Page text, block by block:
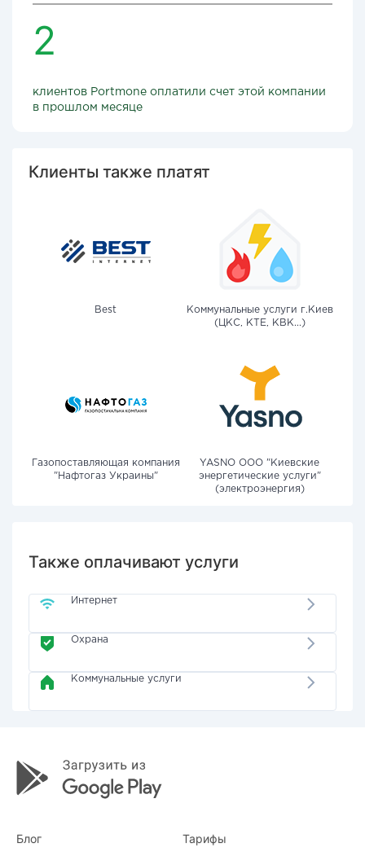
2
клиентов Portmone оплатили счет этой компании
в прошлом месяце
Клиенты также платят
Best
Коммунальные услуги г.Киев
(ЦКС, КТЕ, КВК...)
Газопоставляющая компания
"Нафтогаз Украины"
YASNO OOO "Киевские
энергетические услуги"
(электроэнергия)
Также оплачивают услуги
Интернет
Охрана
Коммунальные услуги
Блог Тарифы